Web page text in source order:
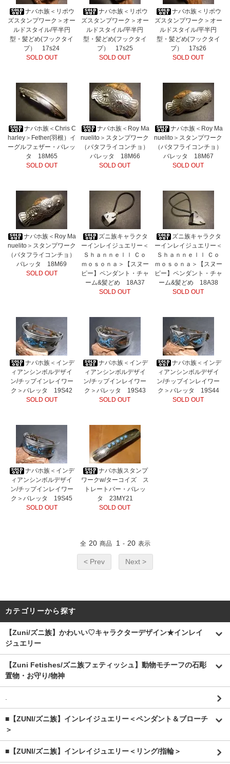
ナバホ族＜リポウ
ズスタンプワーク＞オー
ルドスタイル/平半円
型・髪どめ(フックタイ
プ） 17s24
SOLD OUT
ナバホ族＜リポウ
ズスタンプワーク＞オー
ルドスタイル/平半円
型・髪どめ(フックタイ
プ） 17s25
SOLD OUT
ナバホ族＜リポウ
ズスタンプワーク＞オー
ルドスタイル/平半円
型・髪どめ(フックタイ
プ） 17s26
SOLD OUT
ナバホ族＜Chris C
harley＞Fether(羽根）イ
ーグルフェザー・バレッ
タ 18M65
SOLD OUT
ナバホ族＜Roy Ma
nuelito＞スタンプワーク
（バタフライコンチョ）
バレッタ 18M66
SOLD OUT
ナバホ族＜Roy Ma
nuelito＞スタンプワーク
（バタフライコンチョ）
バレッタ 18M67
SOLD OUT
ナバホ族＜Roy Ma
nuelito＞スタンプワーク
（バタフライコンチョ）
バレッタ 18M69
SOLD OUT
ズニ族キャラクタ
ーインレイジュエリー＜
Ｓｈａｎｎｅｌｌ Ｃｏ
ｍｏｓｏｎａ＞【スヌー
ピー】ペンダント・チャ
ーム&髪どめ 18A37
SOLD OUT
ズニ族キャラクタ
ーインレイジュエリー＜
Ｓｈａｎｎｅｌｌ Ｃｏ
ｍｏｓｏｎａ＞【スヌー
ピー】ペンダント・チャ
ーム&髪どめ 18A38
SOLD OUT
ナバホ族＜インデ
ィアンシンボルデザイ
ン/チップインレイワー
ク＞バレッタ 19S42
SOLD OUT
ナバホ族＜インデ
ィアンシンボルデザイ
ン/チップインレイワー
ク＞バレッタ 19S43
SOLD OUT
ナバホ族＜インデ
ィアンシンボルデザイ
ン/チップインレイワー
ク＞バレッタ 19S44
SOLD OUT
ナバホ族＜インデ
ィアンシンボルデザイ
ン/チップインレイワー
ク＞バレッタ 19S45
SOLD OUT
ナバホ族スタンプ
ワークw/ターコイズ ス
トレートバー・バレッ
タ 23MY21
SOLD OUT
全 20 商品 1 - 20 表示
< Prev Next >
カテゴリーから探す
【Zuni/ズニ族】かわいい♡キャラクターデザイン★インレイ
ジュエリー
【Zuni Fetishes/ズニ族フェティッシュ】動物モチーフの石彫
置物・お守り/物神
■【ZUNI/ズニ族】インレイジュエリー＜ペンダント＆ブローチ
＞
■【ZUNI/ズニ族】インレイジュエリー＜リング/指輪＞